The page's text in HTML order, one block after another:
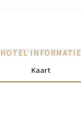
HOTEL INFORMATIE
Kaart